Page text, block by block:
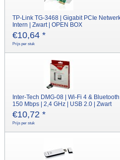
TP-Link TG-3468 | Gigabit PCIe
Intern | Zwart | OPEN BOX
€10,64 *
Prijs per stuk
Inter-Tech DMG-08 | Wi-Fi 4 &
150 Mbps | 2,4 GHz | USB 2.0 | Zwart
€10,72 *
Prijs per stuk